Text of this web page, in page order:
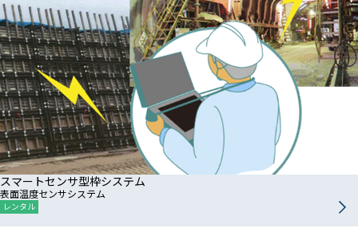
スマートセンサ型枠システム
表面温度センサシステム
レンタル